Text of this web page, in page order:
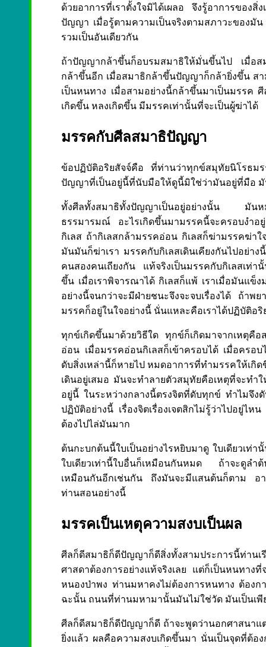
ด้วยอาการที่เราตั้งใจมิได้เผลอ จึงรู้อาการของ
ปัญญา เมื่อรู้ตามความเป็นจริงตามสภาวะของ
รวมเป็นอันเดียวกัน
ถ้าปัญญากล้าขึ้นก็อบรมสมาธิให้มั่นขึ้นไป เมื่อ
กล้าขึ้นอีก เมื่อสมาธิกล้าขึ้นปัญญาก็กล้ายิ่งขึ้น ส
เป็นหนทาง เมื่อสามอย่างนี้กล้าขึ้นมาเป็นมรรค
เกิดขึ้น หลงเกิดขึ้น มีมรรคเท่านั้นที่จะเป็นผู้ฆ่าได้
มรรคกับศีลสมาธิปัญญา
ข้อปฏิบัติอริยสัจจ์คือ ที่ท่านว่าทุกข์สมุทัยนิโรธ
ปัญญาที่เป็นอยู่นี้ที่นับมือให้ดูนี้มิใช่ว่ามันอยู่ที่มือ มั
ทั้งศีลทั้งสมาธิทั้งปัญญาเป็นอยู่อย่างนั้น มันห
ธรรมารมณ์ อะไรเกิดขึ้นมามรรคนี้จะครอบงำ
กิเลส ถ้ากิเลสกล้ามรรคอ่อน กิเลสก็ฆ่ามรรคฆ่าใ
มันมันก็ฆ่าเรา มรรคกับกิเลสเดินเคียงกันไปอย่า
คนสองคนเถียงกัน แท้จริงเป็นมรรคกับกิเลสเท่า
ขึ้น เมื่อเราพิจารณาได้ กิเลสก็แพ้ เราเมื่อมันแข็
อย่างนี้จนกว่าจะมีฝ่ายชนะจึงจะจบเรื่องได้ ถ้า
มรรคก็อยู่ในใจอย่างนี้ นั่นแหละคือเราได้ปฏิบัติอริ
ทุกข์เกิดขึ้นมาด้วยวิธีใด ทุกข์ก็เกิดมาจากเหตุคื
อ่อน เมื่อมรรคอ่อนกิเลสก็เข้าครอบได้ เมื่อครอ
ดับสิ่งเหล่านี้ก็หายไป หมดอาการที่ทำมรรคให้เ
เดินอยู่เสมอ มันจะทำลายตัวสมุทัยคือเหตุที่จะทำ
อยู่นี้ ในระหว่างกลางนี้ตรงจิตที่ดับทุกข์ ทำไมจึ
ปฏิบัติอย่างนี้ เรื่องจิตเรื่องเจตสิกไม่รู้ว่าไปอยู่ไ
ต้องไปไล่มันมาก
ต้นกะบกต้นนี้ใบเป็นอย่างไรหยิบมาดู ใบเดียวเท่
ใบเดียวเท่านี้ใบอื่นก็เหมือนกันหมด ถ้าจะดูลำ
เหมือนกันอีกเช่นกัน ถึงมันจะมีแสนต้นก็ตาม อา
ท่านสอนอย่างนี้
มรรคเป็นเหตุความสงบเป็นผล
ศีลก็ดีสมาธิก็ดีปัญญาก็ดีสิ่งทั้งสามประการนี้ท่าน
ศาสดาต้องการอย่างแท้จริงเลย แต่ก็เป็นหนทาง
หนองป่าพง ท่านมหาคงไม่ต้องการหนทาง ต้องก
ฉะนั้น ถนนที่ท่านมหามานั้นมันไม่ใช่วัด มันเป็นเพี
ศีลก็ดีสมาธิก็ดีปัญญาก็ดี ถ้าจะพูดว่านอกศาสนาแ
ยิ่งแล้ว ผลคือความสงบเกิดขึ้นมา นั่นเป็นจุดที่ต้อ